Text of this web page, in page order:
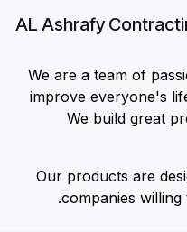
AL Ashrafy
We are a team of
improve everyone's
We build great
Our products are
companies